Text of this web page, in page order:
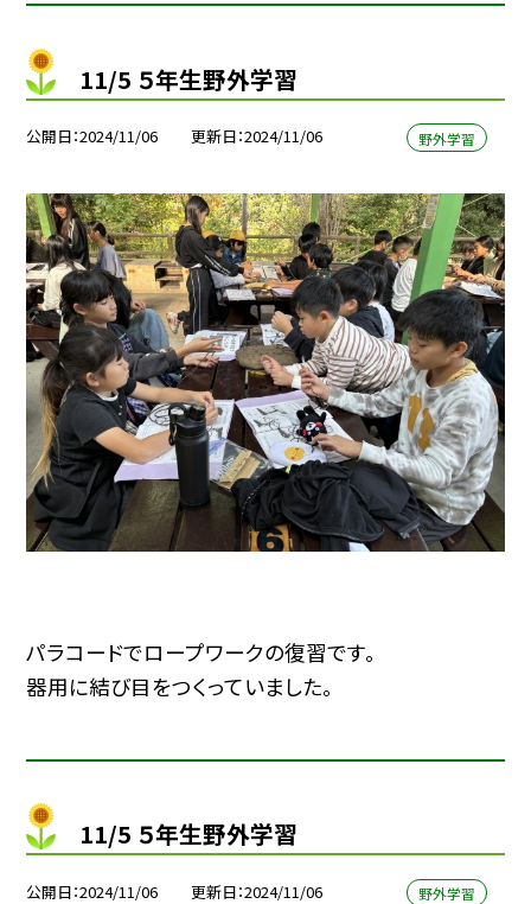
11/5 ５年生野外学習
公開日 2024/11/06 更新日 2024/11/06 野外学習
パラコードでロープワークの復習です。
器用に結び目をつくっていました。
11/5 ５年生野外学習
公開日 2024/11/06 更新日 2024/11/06 野外学習